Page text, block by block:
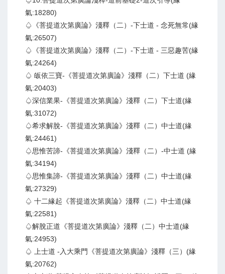
氣:18280)
♤《菩提道次第廣論》淺釋（二）-下士道 - 念死無常(緣
氣:26507)
♤《菩提道次第廣論》淺釋（二）-下士道 - 三惡趣苦(緣
氣:24264)
♤ 皈依三寶-《菩提道次第廣論》淺釋（二）下士道 (緣
氣:20403)
♤深信業果-《菩提道次第廣論》淺釋（二）下士道(緣
氣:31072)
♤希求解脫-《菩提道次第廣論》淺釋（二）中士道(緣
氣:24461)
♤思惟苦諦-《菩提道次第廣論》淺釋（二）-中士道 (緣
氣:34194)
♤思惟集諦-《菩提道次第廣論》淺釋（二）中士道(緣
氣:27329)
♤ 十二緣起《菩提道次第廣論》淺釋（二）中士道(緣
氣:22581)
♤解脫正道《菩提道次第廣論》淺釋（二）中士道(緣
氣:24953)
♤ 上士道 -入大乘門《菩提道次第廣論》淺釋（三）(緣
氣:20762)